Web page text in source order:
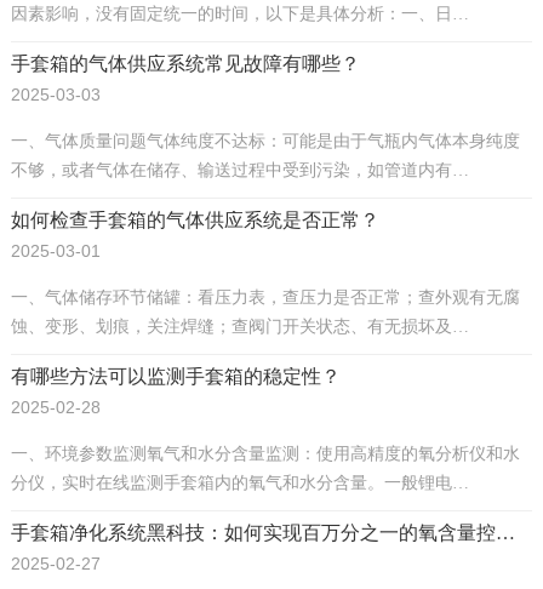
因素影响，没有固定统一的时间，以下是具体分析：一、日…
手套箱的气体供应系统常见故障有哪些？
2025-03-03
一、气体质量问题气体纯度不达标：可能是由于气瓶内气体本身纯度
不够，或者气体在储存、输送过程中受到污染，如管道内有…
如何检查手套箱的气体供应系统是否正常？
2025-03-01
一、气体储存环节储罐：看压力表，查压力是否正常；查外观有无腐
蚀、变形、划痕，关注焊缝；查阀门开关状态、有无损坏及…
有哪些方法可以监测手套箱的稳定性？
2025-02-28
一、环境参数监测氧气和水分含量监测：使用高精度的氧分析仪和水
分仪，实时在线监测手套箱内的氧气和水分含量。一般锂电…
手套箱净化系统黑科技：如何实现百万分之一的氧含量控制？
2025-02-27